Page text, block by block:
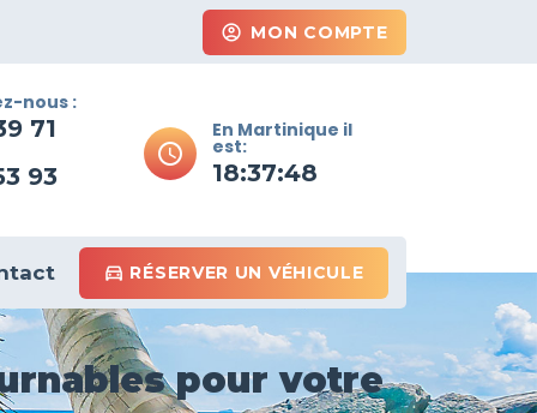
account_circle MON COMPTE
nous :
71
93
schedule
En Martinique il
est:
18:37:50
directions_car_filled RÉSERVER UN VÉHICULE
pour votre